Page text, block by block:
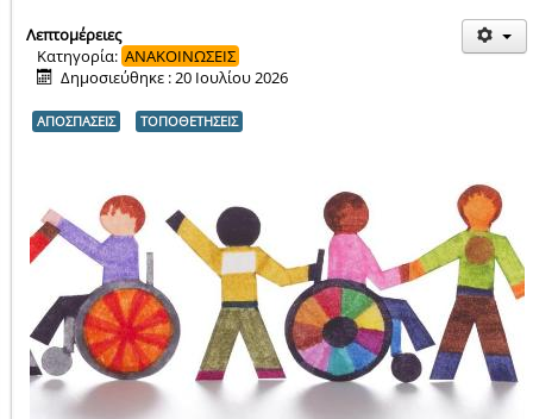
Λεπτομέρειες
Κατηγορία: ΑΝΑΚΟΙΝΩΣΕΙΣ
Δημοσιεύθηκε : 20 Ιουλίου 2026
ΑΠΟΣΠΑΣΕΙΣ ΤΟΠΟΘΕΤΗΣΕΙΣ